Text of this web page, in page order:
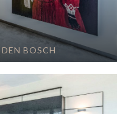
BOSCH